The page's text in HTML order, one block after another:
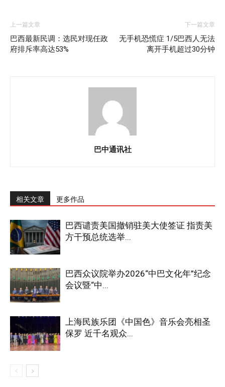
上一篇文章
巴西最新民调：选民对现任政
府排斥率高达53%
下一篇文章
无手机恐慌症 1/5巴西人无法
离开手机超过30分钟
巴中通讯社
相关文章 更多作品
巴西谴责美国撤销驻美大使签证 指责美
方干预总统选举...
巴西众议院举办2026“中巴文化年”纪念
会议暨“中...
上海民族乐团《中国色》音乐会亮相圣
保罗 近千名观众...